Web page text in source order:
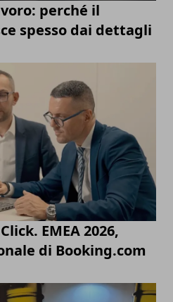
perché il
spesso dai dettagli
EMEA 2026,
di Booking.com